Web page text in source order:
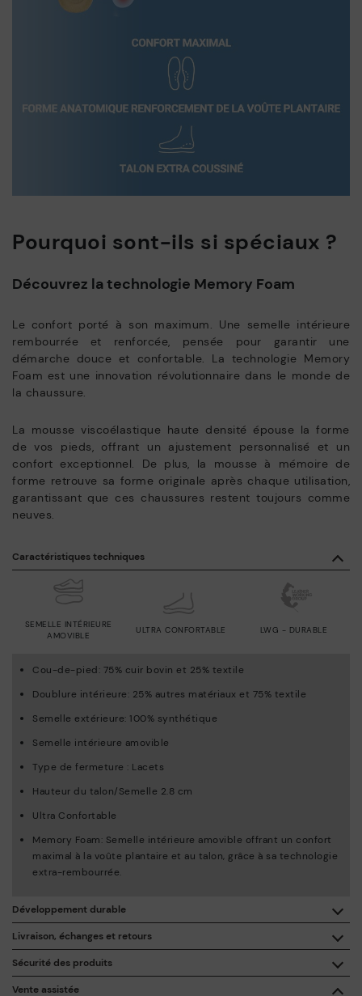
Pourquoi sont-ils si spéciaux ?
Découvrez la technologie Memory Foam
Le confort porté à son maximum. Une semelle intérieure
rembourrée et renforcée, pensée pour garantir une
démarche douce et confortable. La technologie Memory
Foam est une innovation révolutionnaire dans le monde de
la chaussure.
La mousse viscoélastique haute densité épouse la forme
de vos pieds, offrant un ajustement personnalisé et un
confort exceptionnel. De plus, la mousse à mémoire de
forme retrouve sa forme originale après chaque utilisation,
garantissant que ces chaussures restent toujours comme
neuves.
Vente assistée
Sécurité des produits
La sécurité de nos produits nous tient à cœur. La vôtre aussi.
Caractéristiques techniques
SEMELLE INTÉRIEURE
AMOVIBLE
ULTRA CONFORTABLE LWG - DURABLE
Cou-de-pied: 75% cuir bovin et 25% textile
Doublure intérieure: 25% autres matériaux et 75% textile
Semelle extérieure: 100% synthétique
Semelle intérieure amovible
Type de fermeture : Lacets
Hauteur du talon/Semelle 2.8 cm
Ultra Confortable
Memory Foam: Semelle intérieure amovible offrant un confort
maximal à la voûte plantaire et au talon, grâce à sa technologie
extra-rembourrée.
Livraison, échanges et retours
Livraison gratuite à partir de 50 € d'achat.
Développement durable
En achetant ce produit, vous soutenez une fabrication éco-
responsable du cuir via le Leather Working Group.
ISO 14006 Ecodesign: Notre collection inscrit la conception
de ces modèles sous le signe de l’étude des impacts